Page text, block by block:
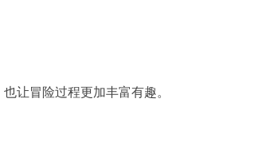
让冒险过程更加丰富有趣。